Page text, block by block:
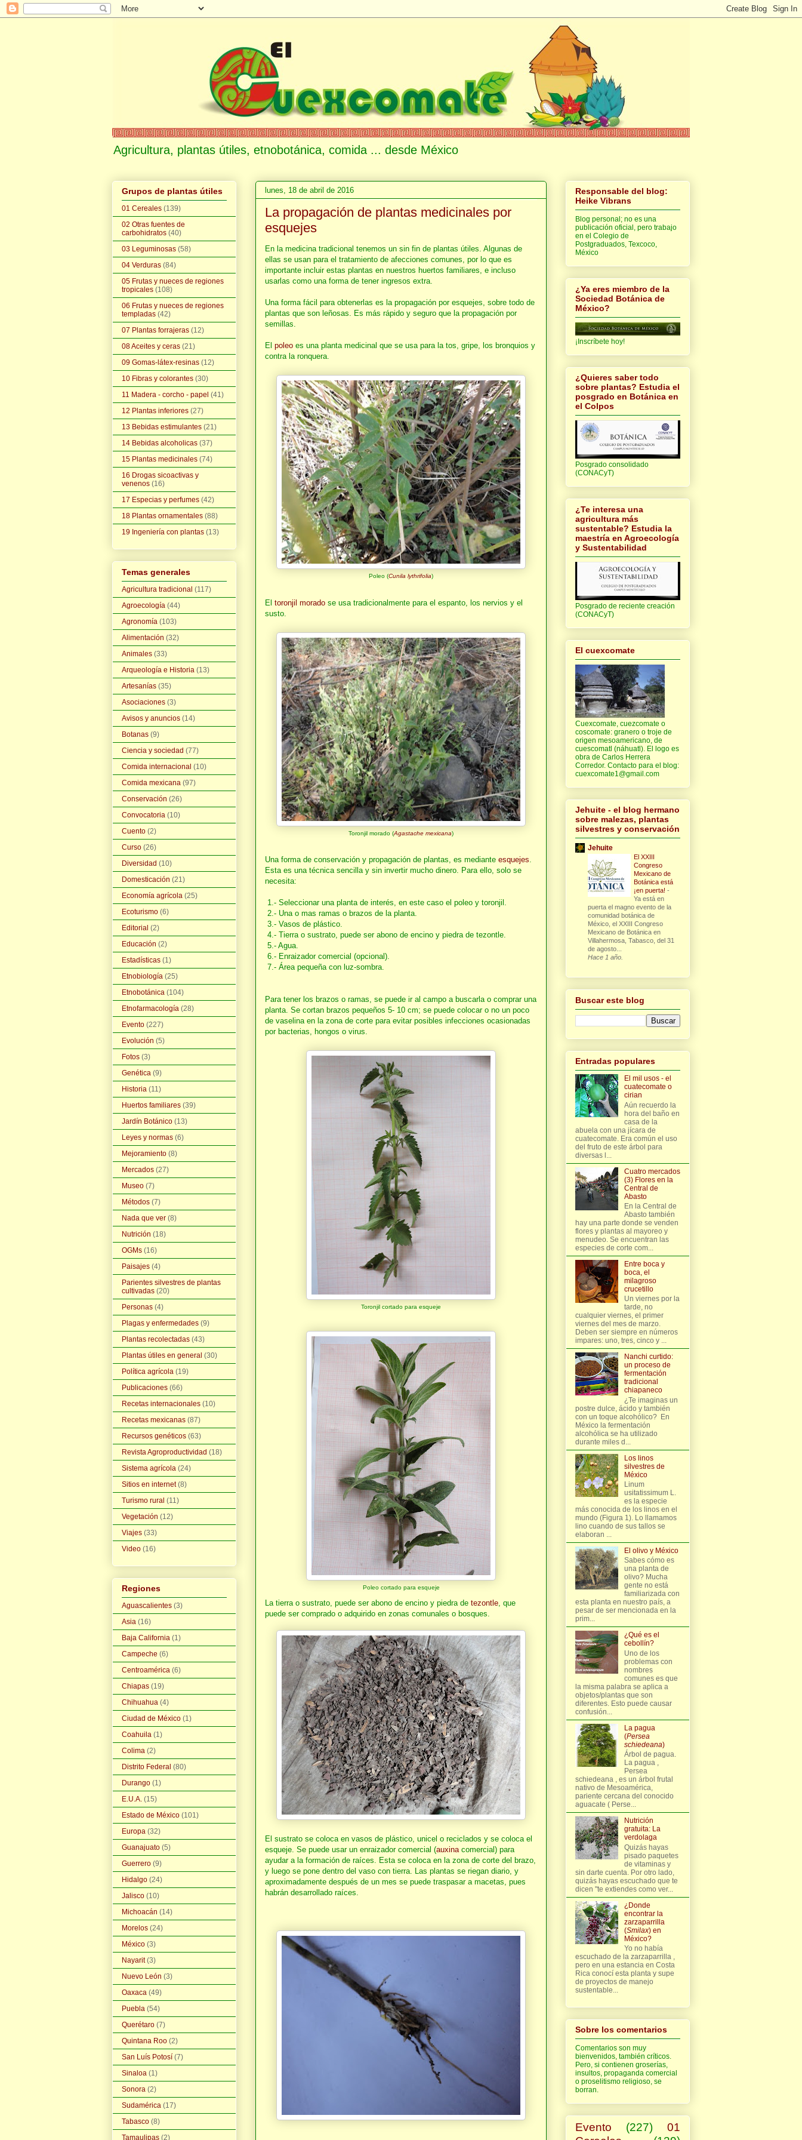
Agricultura, plantas útiles, etnobotánica, comida ... desde México
lunes, 18 de abril de 2016
La propagación de plantas medicinales por
esquejes
En la medicina tradicional tenemos un sin fin de plantas útiles. Algunas de
ellas se usan para el tratamiento de afecciones comunes, por lo que es
importante incluir estas plantas en nuestros huertos familiares, e incluso
usarlas como una forma de tener ingresos extra.
Una forma fácil para obtenerlas es la propagación por esquejes, sobre todo de
plantas que son leñosas. Es más rápido y seguro que la propagación por
semillas.
El poleo es una planta medicinal que se usa para la tos, gripe, los bronquios y
contra la ronquera.
Poleo (Cunila lythrifolia)
El toronjil morado se usa tradicionalmente para el espanto, los nervios y el
susto.
Toronjil morado (Agastache mexicana)
Una forma de conservación y propagación de plantas, es mediante esquejes.
Esta es una técnica sencilla y sin invertir mucho dinero. Para ello, solo se
necesita:
1.- Seleccionar una planta de interés, en este caso el poleo y toronjil.
2.- Una o mas ramas o brazos de la planta.
3.- Vasos de plástico.
4.- Tierra o sustrato, puede ser abono de encino y piedra de tezontle.
5.- Agua.
6.- Enraizador comercial (opcional).
7.- Área pequeña con luz-sombra.
Para tener los brazos o ramas, se puede ir al campo a buscarla o comprar una
planta. Se cortan brazos pequeños 5- 10 cm; se puede colocar o no un poco
de vaselina en la zona de corte para evitar posibles infecciones ocasionadas
por bacterias, hongos o virus.
Toronjil cortado para esqueje
Poleo cortado para esqueje
La tierra o sustrato, puede ser abono de encino y piedra de tezontle, que
puede ser comprado o adquirido en zonas comunales o bosques.
El sustrato se coloca en vasos de plástico, unicel o reciclados y se coloca el
esqueje. Se puede usar un enraizador comercial (auxinacomercial) para
ayudar a la formación de raíces. Esta se coloca en la zona de corte del brazo,
y luego se pone dentro del vaso con tierra. Las plantas se riegan diario, y
aproximadamente después de un mes se puede traspasar a macetas, pues
habrán desarrollado raíces.
Grupos de plantas útiles
01 Cereales (139)
02 Otras fuentes de
carbohidratos (40)
03 Leguminosas (58)
04 Verduras (84)
05 Frutas y nueces de regiones
tropicales (108)
06 Frutas y nueces de regiones
templadas (42)
07 Plantas forrajeras (12)
08 Aceites y ceras (21)
09 Gomas-látex-resinas (12)
10 Fibras y colorantes (30)
11 Madera - corcho - papel (41)
12 Plantas inferiores (27)
13 Bebidas estimulantes (21)
14 Bebidas alcoholicas (37)
15 Plantas medicinales (74)
16 Drogas sicoactivas y
venenos (16)
17 Especias y perfumes (42)
18 Plantas ornamentales (88)
19 Ingeniería con plantas (13)
Temas generales
Agricultura tradicional (117)
Agroecología (44)
Agronomía (103)
Alimentación (32)
Animales (33)
Arqueología e Historia (13)
Artesanías (35)
Asociaciones (3)
Avisos y anuncios (14)
Botanas (9)
Ciencia y sociedad (77)
Comida internacional (10)
Comida mexicana (97)
Conservación (26)
Convocatoria (10)
Cuento (2)
Curso (26)
Diversidad (10)
Domesticación (21)
Economía agrícola (25)
Ecoturismo (6)
Editorial (2)
Educación (2)
Estadísticas (1)
Etnobiología (25)
Etnobotánica (104)
Etnofarmacología (28)
Evento (227)
Evolución (5)
Fotos (3)
Genética (9)
Historia (11)
Huertos familiares (39)
Jardín Botánico (13)
Leyes y normas (6)
Mejoramiento (8)
Mercados (27)
Museo (7)
Métodos (7)
Nada que ver (8)
Nutrición (18)
OGMs (16)
Paisajes (4)
Parientes silvestres de plantas
cultivadas (20)
Personas (4)
Plagas y enfermedades (9)
Plantas recolectadas (43)
Plantas útiles en general (30)
Política agrícola (19)
Publicaciones (66)
Recetas internacionales (10)
Recetas mexicanas (87)
Recursos genéticos (63)
Revista Agroproductividad (18)
Sistema agrícola (24)
Sitios en internet (8)
Turismo rural (11)
Vegetación (12)
Viajes (33)
Video (16)
Regiones
Aguascalientes (3)
Asia (16)
Baja California (1)
Campeche (6)
Centroamérica (6)
Chiapas (19)
Chihuahua (4)
Ciudad de México (1)
Coahuila (1)
Colima (2)
Distrito Federal (80)
Durango (1)
E.U.A. (15)
Estado de México (101)
Europa (32)
Guanajuato (5)
Guerrero (9)
Hidalgo (24)
Jalisco (10)
Michoacán (14)
Morelos (24)
México (3)
Nayarit (3)
Nuevo León (3)
Oaxaca (49)
Puebla (54)
Querétaro (7)
Quintana Roo (2)
San Luís Potosí (7)
Sinaloa (1)
Sonora (2)
Sudamérica (17)
Tabasco (8)
Tamaulipas (2)
Responsable del blog:
Heike Vibrans
Blog personal; no es una
publicación oficial, pero trabajo
en el Colegio de
Postgraduados, Texcoco,
México
¿Ya eres miembro de la
Sociedad Botánica de
México?
¡Inscríbete hoy!
¿Quieres saber todo
sobre plantas? Estudia el
posgrado en Botánica en
el Colpos
Posgrado consolidado
(CONACyT)
¿Te interesa una
agricultura más
sustentable? Estudia la
maestría en Agroecología
y Sustentabilidad
Posgrado de reciente creación
(CONACyT)
El cuexcomate
Cuexcomate, cuezcomate o
coscomate: granero o troje de
origen mesoamericano, de
cuescomatl (náhuatl). El logo es
obra de Carlos Herrera
Corredor. Contacto para el blog:
cuexcomate1@gmail.com
Jehuite - el blog hermano
sobre malezas, plantas
silvestres y conservación
Jehuite
El XXIII
Congreso
Mexicano de
Botánica está
¡en puerta! -
Ya está en
puerta el magno evento de la
comunidad botánica de
México, el XXIII Congreso
Mexicano de Botánica en
Villahermosa, Tabasco, del 31
de agosto...
Hace 1 año.
Buscar este blog
Entradas populares
El mil usos - el
cuatecomate o
cirian
Aún recuerdo la
hora del baño en
casa de la
abuela con una jícara de
cuatecomate. Era común el uso
del fruto de este árbol para
diversas l...
Cuatro mercados
(3) Flores en la
Central de
Abasto
En la Central de
Abasto también
hay una parte donde se venden
flores y plantas al mayoreo y
menudeo. Se encuentran las
especies de corte com...
Entre boca y
boca, el
milagroso
crucetillo
Un viernes por la
tarde, no
cualquier viernes, el primer
viernes del mes de marzo.
Deben ser siempre en números
impares: uno, tres, cinco y ...
Nanchi curtido:
un proceso de
fermentación
tradicional
chiapaneco
¿Te imaginas un
postre dulce, ácido y también
con un toque alcohólico? En
México la fermentación
alcohólica se ha utilizado
durante miles d...
Los linos
silvestres de
México
Linum
usitatissimum L.
es la especie
más conocida de los linos en el
mundo (Figura 1). Lo llamamos
lino cuando de sus tallos se
elaboran ...
El olivo y México
Sabes cómo es
una planta de
olivo? Mucha
gente no está
familiarizada con
esta planta en nuestro país, a
pesar de ser mencionada en la
prim...
¿Qué es el
cebollín?
Uno de los
problemas con
nombres
comunes es que
la misma palabra se aplica a
objetos/plantas que son
diferentes. Esto puede causar
confusión...
La pagua
(Persea
schiedeana)
Árbol de pagua.
La pagua ,
Persea
schiedeana , es un árbol frutal
nativo de Mesoamérica,
pariente cercana del conocido
aguacate ( Perse...
Nutrición
gratuita: La
verdolaga
Quizás hayas
pisado paquetes
de vitaminas y
sin darte cuenta. Por otro lado,
quizás hayas escuchado que te
dicen "te extiendes como ver...
¿Donde
encontrar la
zarzaparrilla
(Smilax) en
México?
Yo no había
escuchado de la zarzaparrilla ,
pero en una estancia en Costa
Rica conocí esta planta y supe
de proyectos de manejo
sustentable...
Sobre los comentarios
Comentarios son muy
bienvenidos, también críticos.
Pero, si contienen groserías,
insultos, propaganda comercial
o proselitismo religioso, se
borran.
Evento (227)
01